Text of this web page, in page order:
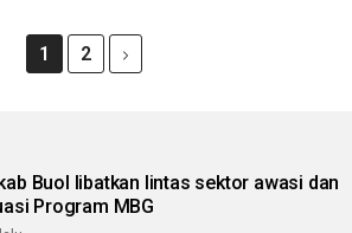
1 2
Buol libatkan lintas sektor awasi dan
Program MBG